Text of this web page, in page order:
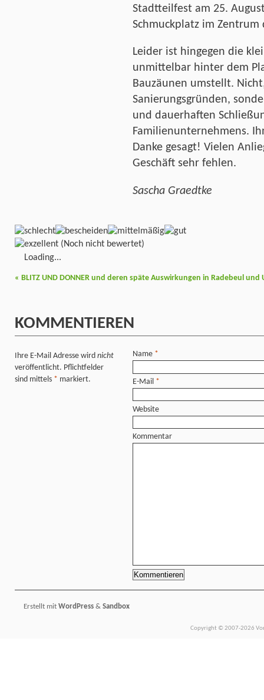
Stadtteilfest am 25.
Schmuckplatz im Zentrum
Leider ist hingegen die
unmittelbar hinter dem
Bauzäunen umstellt.
Sanierungsgründen,
und dauerhaften
Familienunternehmens.
Danke gesagt! Vielen
Geschäft sehr fehlen.
Sascha Graedtke
(Noch nicht bewertet)
Loading...
« BLITZ UND DONNER und deren späte Auswirkungen in Radebeul und
KOMMENTIEREN
Ihre E-Mail Adresse wird nicht
veröffentlicht. Pflichtfelder
sind mittels * markiert.
Name *
E-Mail *
Website
Kommentar
Erstellt mit WordPress & Sandbox
Copyright © 2007-2026